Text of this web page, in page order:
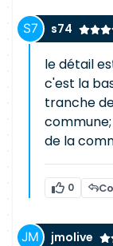
s74
le détail
c'est la
tranche
de la
0
jmolive